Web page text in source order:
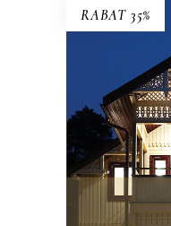
RABAT 35%
Domy
ogniska,